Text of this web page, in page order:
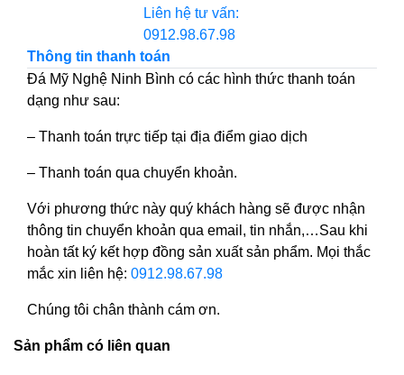
Liên hệ tư vấn:
0912.98.67.98
Thông tin thanh toán
Đá Mỹ Nghệ Ninh Bình có các hình thức thanh toán
dạng như sau:
– Thanh toán trực tiếp tại địa điểm giao dịch
– Thanh toán qua chuyển khoản.
Với phương thức này quý khách hàng sẽ được nhận
thông tin chuyển khoản qua email, tin nhắn,…Sau khi
hoàn tất ký kết hợp đồng sản xuất sản phẩm. Mọi thắc
mắc xin liên hệ: 0912.98.67.98
Chúng tôi chân thành cám ơn.
Sản phẩm có liên quan